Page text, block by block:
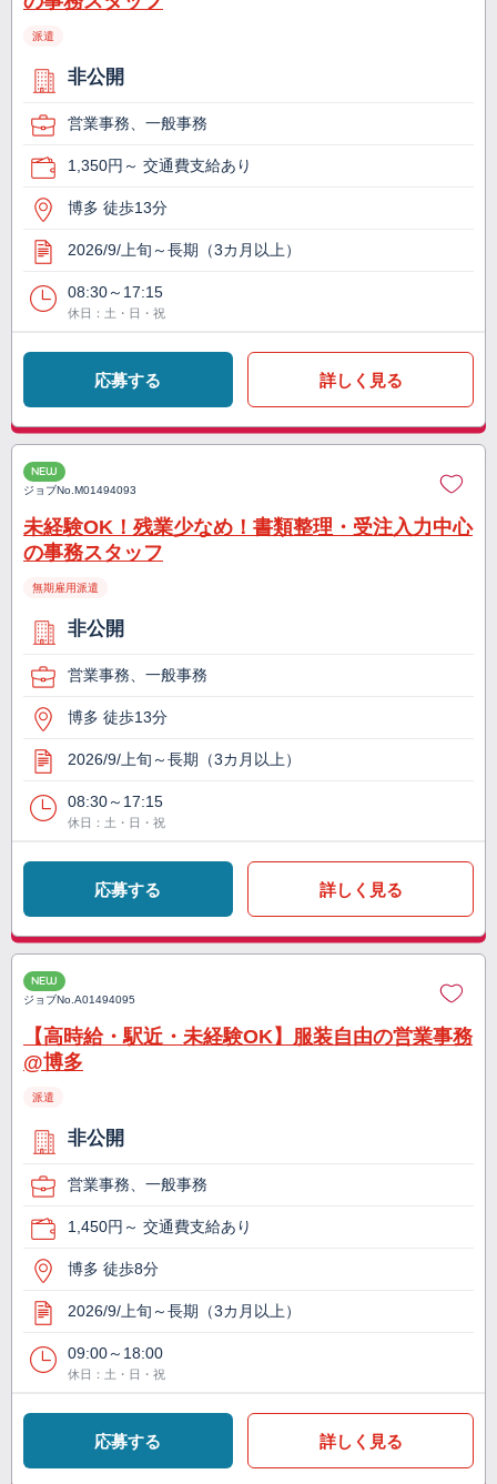
派遣
非公開
営業事務、一般事務
1,350円～ 交通費支給あり
博多 徒歩13分
2026/9/上旬～長期（3カ月以上）
08:30～17:15
休日：土・日・祝
応募する 詳しく見る
NEW
ジョブNo.M01494093
未経験OK！残業少なめ！書類整理・受注入力中心
の事務スタッフ
無期雇用派遣
非公開
営業事務、一般事務
博多 徒歩13分
2026/9/上旬～長期（3カ月以上）
08:30～17:15
休日：土・日・祝
応募する 詳しく見る
NEW
ジョブNo.A01494095
【高時給・駅近・未経験OK】服装自由の営業事務
@博多
派遣
非公開
営業事務、一般事務
1,450円～ 交通費支給あり
博多 徒歩8分
2026/9/上旬～長期（3カ月以上）
09:00～18:00
休日：土・日・祝
応募する 詳しく見る